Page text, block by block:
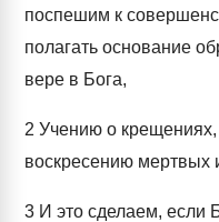
поспешим к
полагать основание
вере в Бога,
2 Учению о крещениях,
воскресению мертвых
3 И это сделаем, если